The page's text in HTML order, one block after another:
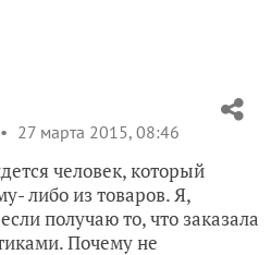
27 марта 2015, 08:46
человек, который
либо из товаров. Я,
получаю то, что заказала
Почему не